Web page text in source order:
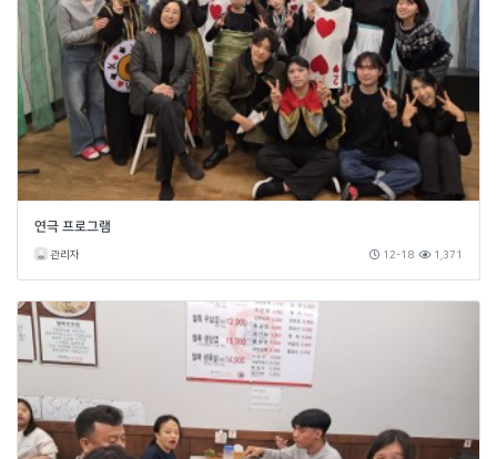
연극 프로그램
관리자 12-18 1,371